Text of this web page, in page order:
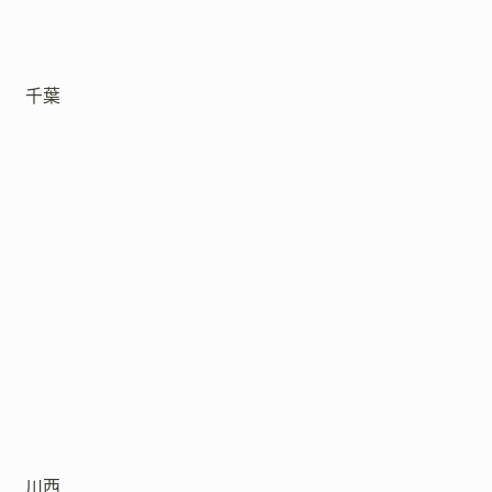
千葉
川西